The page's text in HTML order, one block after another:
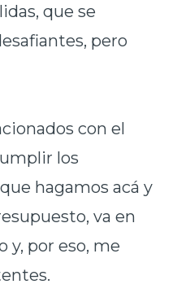
que se
pero
con el
los
hagamos acá y
va en
y, por eso, me